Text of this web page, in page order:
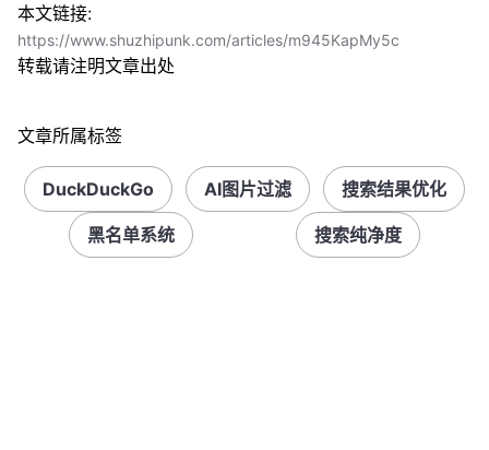
本文链接:
https://www.shuzhipunk.com/articles/m945KapMy5c
转载请注明文章出处
文章所属标签
DuckDuckGo AI图片过滤 搜索结果优化
黑名单系统 搜索纯净度